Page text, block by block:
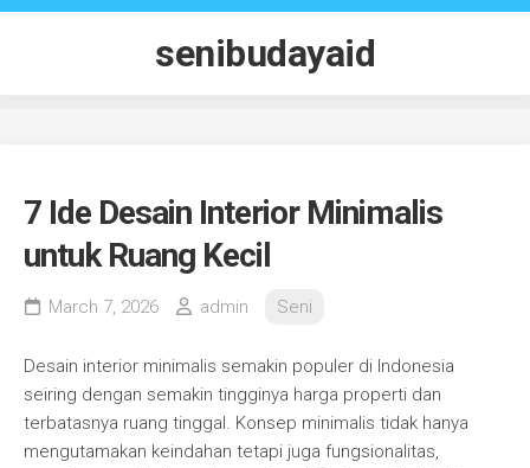
Skip
senibudayaid
7 Ide Desain Interior Minimalis
untuk Ruang Kecil
March 7, 2026 admin Seni
Desain interior minimalis semakin populer di Indonesia
seiring dengan semakin tingginya harga properti dan
terbatasnya ruang tinggal. Konsep minimalis tidak hanya
mengutamakan keindahan tetapi juga fungsionalitas,